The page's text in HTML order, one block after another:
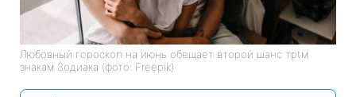
Любовный гороскоп на июнь обещает второй шанс трtм
знакам Зодиака (фото: Freepik)